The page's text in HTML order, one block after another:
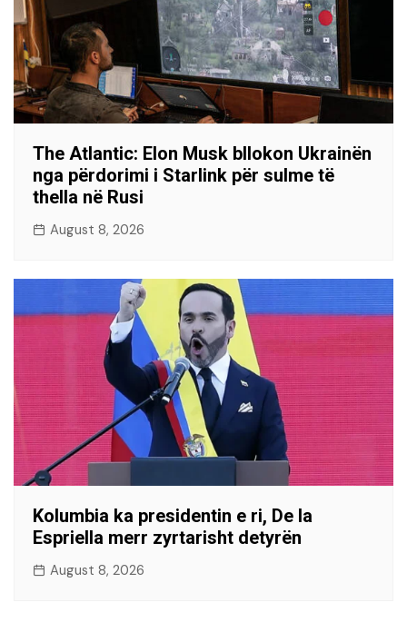
The Atlantic: Elon Musk bllokon Ukrainën
nga përdorimi i Starlink për sulme të
thella në Rusi
August 8, 2026
Kolumbia ka presidentin e ri, De la
Espriella merr zyrtarisht detyrën
August 8, 2026